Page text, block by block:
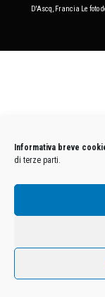
Informativa breve
di terze parti.
D'Ascq, Francia Le foto